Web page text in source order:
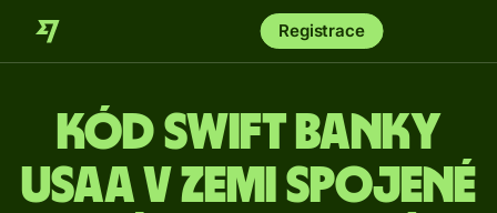
Registrace
Kód Swift banky
USAA v zemi Spojené